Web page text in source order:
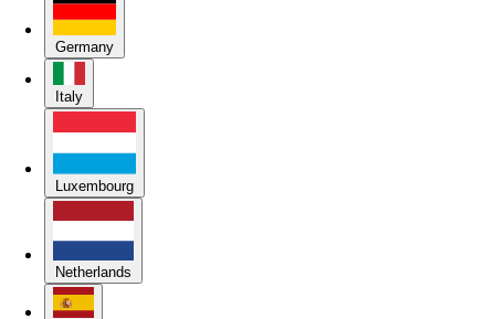
Germany
Italy
Luxembourg
Netherlands